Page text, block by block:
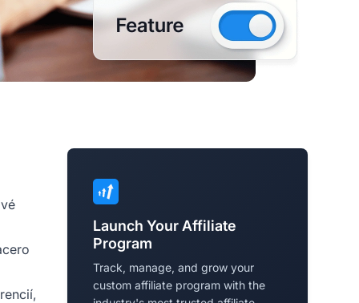
Launch Your Affiliate
Program
Track, manage, and grow your
custom affiliate program with the